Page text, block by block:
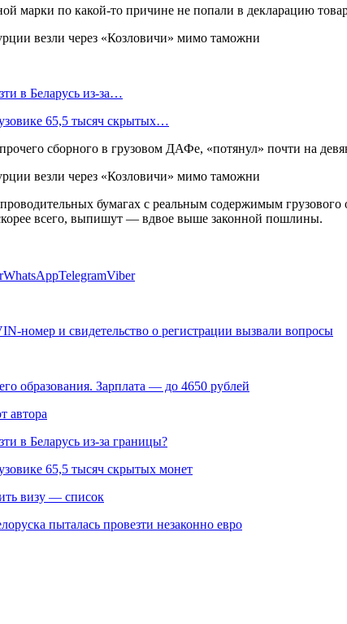
марки по какой-то причине не попали в декларацию
в Беларусь из-за…
65,5 тысяч скрытых…
сборного в грузовом ДАФе, «потянул» почти на
бумагах с реальным содержимым
всего, выпишут — вдвое выше законной пошлины.
WhatsAppTelegramViber
номер и свидетельство о регистрации вызвали вопросы
образования. Зарплата — до 4650 рублей
автора
в Беларусь из-за границы?
65,5 тысяч скрытых монет
визу — список
пыталась провезти незаконно евро